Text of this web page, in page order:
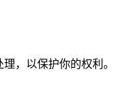
，以保护你的权利。